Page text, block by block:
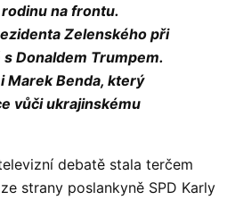
na frontu.
Zelenského při
Donaldem Trumpem.
Marek Benda, který
vůči ukrajinskému
debatě stala terčem
strany poslankyně SPD Karly